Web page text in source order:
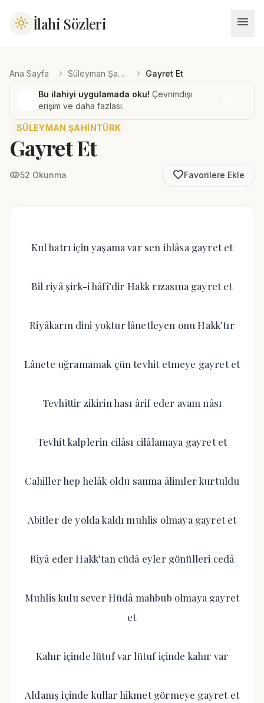
light_mode İlahi Sözleri menu
Ana Sayfa chevron_right Süleyman Şahintürk chevron_right Gayret Et
Bu ilahiyi uygulamada oku! Çevrimdışı
erişim ve daha fazlası.
SÜLEYMAN ŞAHINTÜRK
Gayret Et
visibility52 Okunma favorite_borderFavorilere Ekle
Kul hatrı için yaşama var sen ihlâsa gayret et
Bil riyâ şirk-i hâfî’dir Hakk rızasına gayret et
Riyâkarın dini yoktur lânetleyen onu Hakk’tır
Lânete uğramamak çün tevhit etmeye gayret et
Tevhittir zikirin hası ârif eder avam nâsı
Tevhit kalplerin cilâsı cilâlamaya gayret et
Cahiller hep helâk oldu sanma âlimler kurtuldu
Abitler de yolda kaldı muhlis olmaya gayret et
Riyâ eder Hakk’tan cüdâ eyler gönülleri cedâ
Muhlis kulu sever Hüdâ mahbub olmaya gayret
et
Kahır içinde lütuf var lütuf içinde kahır var
Aldanış içinde kullar hikmet görmeye gayret et